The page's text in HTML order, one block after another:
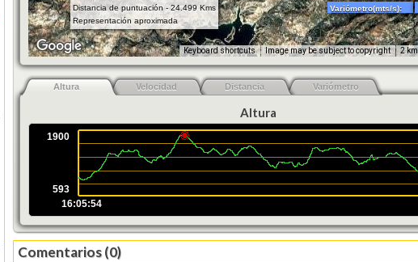
Distancia de puntuación - 24.499 Kms
Representación aproximada
Keyboard shortcuts Image may be subject to copyright 2 km
Altura Velocidad Distancia Variómetro
Variómetro(mts/s):
Altura
1900
593
16:05:54
Comentarios (0)